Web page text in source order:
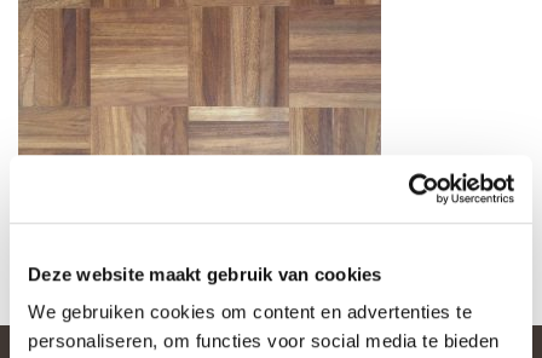
Deze website maakt gebruik van cookies
We gebruiken cookies om content en advertenties te
personaliseren, om functies voor social media te bieden